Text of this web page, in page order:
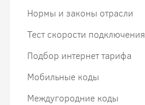
Нормы и законы отрасли
Тест скорости подключения
Подбор интернет тарифа
Мобильные коды
Междугородние коды